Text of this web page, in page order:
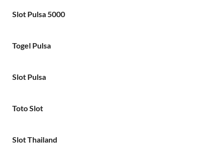
Slot Pulsa 5000
Togel Pulsa
Slot Pulsa
Toto Slot
Slot Thailand